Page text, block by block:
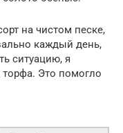
на чистом песке,
каждый день,
ситуацию, я
Это помогло